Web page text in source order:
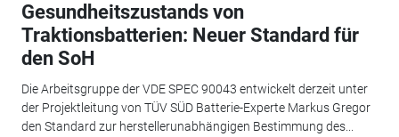
Gesundheitszustands von
Traktionsbatterien: Neuer Standard für
den SoH
Die Arbeitsgruppe der VDE SPEC 90043 entwickelt derzeit unter
der Projektleitung von TÜV SÜD Batterie-Experte Markus Gregor
den Standard zur herstellerunabhängigen Bestimmung des...